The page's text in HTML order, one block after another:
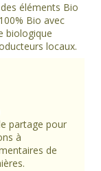
éléments Bio
Bio avec
biologique
locaux.
partage pour
à
de